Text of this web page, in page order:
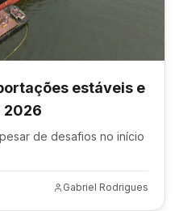
estáveis e
2026
de desafios no início
Gabriel Rodrigues